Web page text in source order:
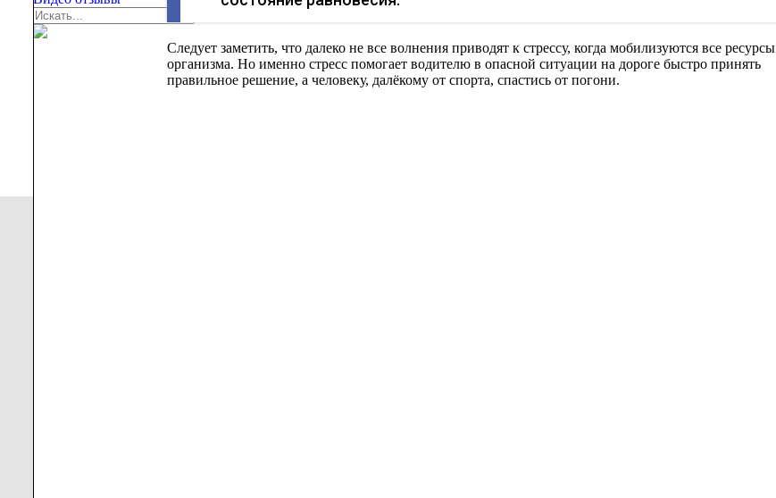
Следует заметить, что далеко не все волнения приводят к стрессу, когда мобилизуются все ресурсы
организма. Но именно стресс помогает водителю в опасной ситуации на дороге быстро принять
правильное решение, а человеку, далёкому от спорта, спастись от погони.